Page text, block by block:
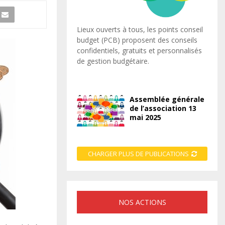
Lieux ouverts à tous, les points conseil
budget (PCB) proposent des conseils
confidentiels, gratuits et personnalisés
de gestion budgétaire.
Assemblée générale
de l’association 13
mai 2025
CHARGER PLUS DE PUBLICATIONS
NOS ACTIONS